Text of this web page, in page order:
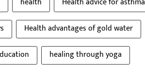
Health advantages of gold water
healing through yoga